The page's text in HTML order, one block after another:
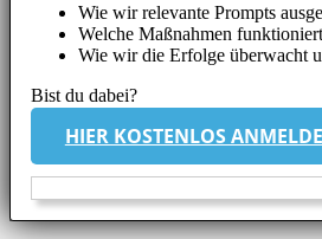
Wie wir relevante Prompts
Welche Maßnahmen
Wie wir die Erfolge überwacht
Bist du dabei?
HIER KOSTENLOS